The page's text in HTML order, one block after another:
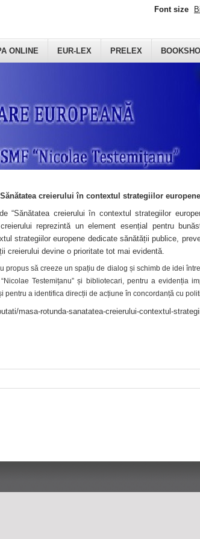
ONLINE EUR-LEX PRELEX
Font size
creierului în contextul strategiilor
“Sănătatea creierului în contextul strategiilor
reprezintă un element esențial pentru
strategiilor europene dedicate sănătății publice,
creierului devine o prioritate tot mai evidentă.
propus să creeze un spațiu de dialog și schimb de idei
Testemițanu” și bibliotecari, pentru a evidenția
pentru a identifica direcții de acțiune în concordanță cu
masa-rotunda-sanatatea-creierului-contextul-